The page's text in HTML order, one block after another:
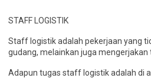
STAFF LOGISTIK
Staff logistik adalah pekerjaan yang
gudang, melainkan juga mengerjakan
Adapun tugas staff logistik adalah di